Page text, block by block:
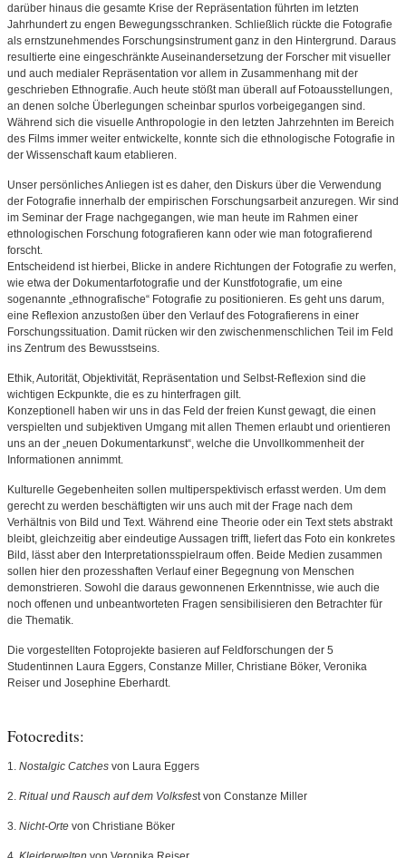
darüber hinaus die gesamte Krise der Repräsentation führten im letzten
Jahrhundert zu engen Bewegungsschranken. Schließlich rückte die Fotografie
als ernstzunehmendes Forschungsinstrument ganz in den Hintergrund. Daraus
resultierte eine eingeschränkte Auseinandersetzung der Forscher mit visueller
und auch medialer Repräsentation vor allem in Zusammenhang mit der
geschrieben Ethnografie. Auch heute stößt man überall auf Fotoausstellungen,
an denen solche Überlegungen scheinbar spurlos vorbeigegangen sind.
Während sich die visuelle Anthropologie in den letzten Jahrzehnten im Bereich
des Films immer weiter entwickelte, konnte sich die ethnologische Fotografie in
der Wissenschaft kaum etablieren.
Unser persönliches Anliegen ist es daher, den Diskurs über die Verwendung
der Fotografie innerhalb der empirischen Forschungsarbeit anzuregen. Wir sind
im Seminar der Frage nachgegangen, wie man heute im Rahmen einer
ethnologischen Forschung fotografieren kann oder wie man fotografierend
forscht.
Entscheidend ist hierbei, Blicke in andere Richtungen der Fotografie zu werfen,
wie etwa der Dokumentarfotografie und der Kunstfotografie, um eine
sogenannte „ethnografische“ Fotografie zu positionieren. Es geht uns darum,
eine Reflexion anzustoßen über den Verlauf des Fotografierens in einer
Forschungssituation. Damit rücken wir den zwischenmenschlichen Teil im Feld
ins Zentrum des Bewusstseins.
Ethik, Autorität, Objektivität, Repräsentation und Selbst-Reflexion sind die
wichtigen Eckpunkte, die es zu hinterfragen gilt.
Konzeptionell haben wir uns in das Feld der freien Kunst gewagt, die einen
verspielten und subjektiven Umgang mit allen Themen erlaubt und orientieren
uns an der „neuen Dokumentarkunst“, welche die Unvollkommenheit der
Informationen annimmt.
Kulturelle Gegebenheiten sollen multiperspektivisch erfasst werden. Um dem
gerecht zu werden beschäftigten wir uns auch mit der Frage nach dem
Verhältnis von Bild und Text. Während eine Theorie oder ein Text stets abstrakt
bleibt, gleichzeitig aber eindeutige Aussagen trifft, liefert das Foto ein konkretes
Bild, lässt aber den Interpretationsspielraum offen. Beide Medien zusammen
sollen hier den prozesshaften Verlauf einer Begegnung von Menschen
demonstrieren. Sowohl die daraus gewonnenen Erkenntnisse, wie auch die
noch offenen und unbeantworteten Fragen sensibilisieren den Betrachter für
die Thematik.
Die vorgestellten Fotoprojekte basieren auf Feldforschungen der 5
Studentinnen Laura Eggers, Constanze Miller, Christiane Böker, Veronika
Reiser und Josephine Eberhardt.
Fotocredits:
1. Nostalgic Catches von Laura Eggers
2. Ritual und Rausch auf dem Volksfest von Constanze Miller
3. Nicht-Orte von Christiane Böker